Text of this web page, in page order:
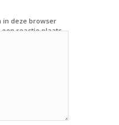
in deze browser
reactie plaats.